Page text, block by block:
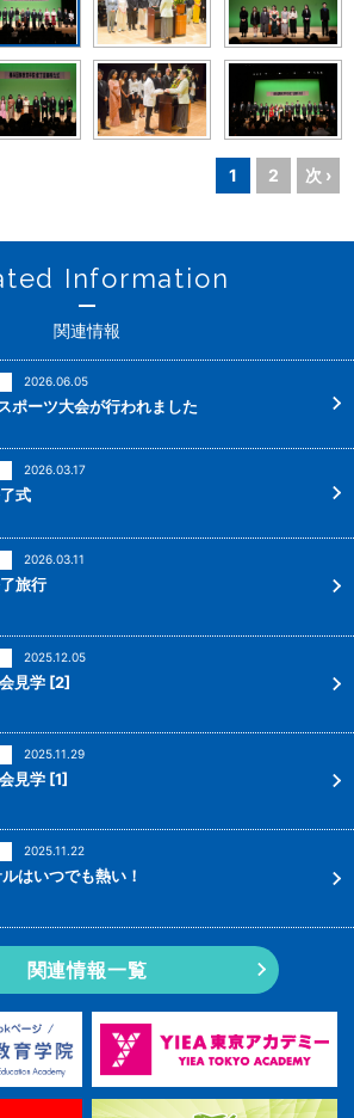
1 2 次 ›
Information
関連情報
2026.06.05
ポーツ大会が行われました
2026.03.17
式
2026.03.11
旅行
2025.12.05
見学 [2]
2025.11.29
見学 [1]
2025.11.22
はいつでも熱い！
関連情報一覧